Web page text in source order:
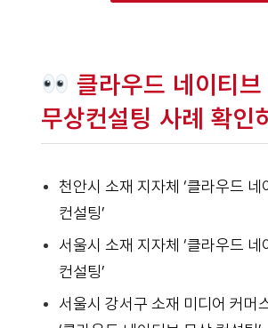
클라우드 네이티브
무상컨설팅 사례 확인
천안시 소재 지자체 ‘클라우드 네
컨설팅’
서울시 소재 지자체 ‘클라우드 네
컨설팅’
서울시 강서구 소재 미디어 커머